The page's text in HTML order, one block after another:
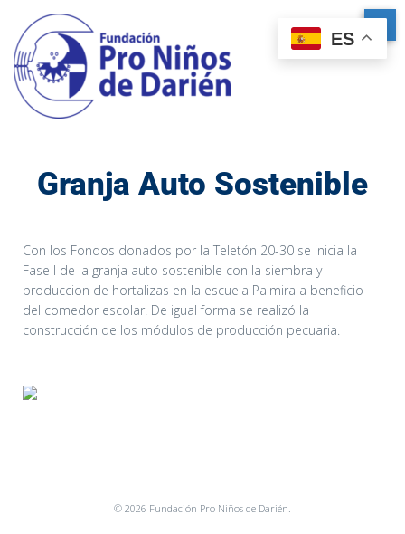
Granja Auto Sostenible
Con los Fondos donados por la Teletón 20-30 se inicia la
Fase I de la granja auto sostenible con la siembra y
produccion de hortalizas en la escuela Palmira a beneficio
del comedor escolar. De igual forma se realizó la
construcción de los módulos de producción pecuaria.
© 2026 Fundación Pro Niños de Darién.
ES